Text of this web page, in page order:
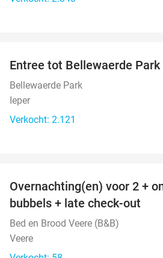
Entree tot Bellewaerde Park
Bellewaerde Park
Ieper
Verkocht: 2.121
Overnachting(en) voor 2 +
bubbels + late check-out
Bed en Brood Veere (B&B)
Veere